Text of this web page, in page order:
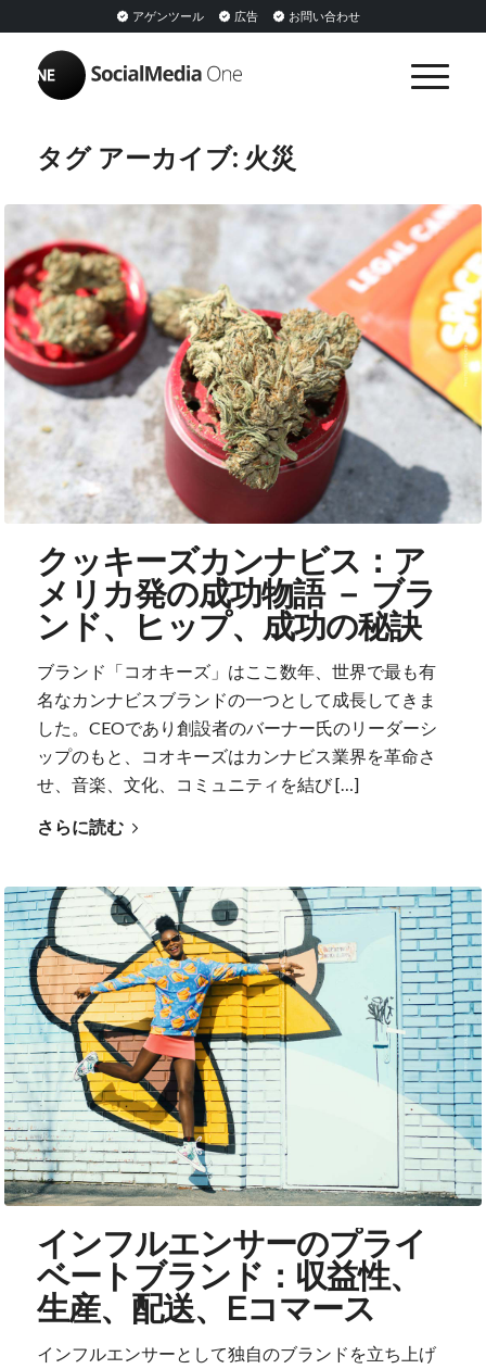
アゲンツール 広告 お問い合わせ
タグ アーカイブ: 火災
クッキーズカンナビス：ア
メリカ発の成功物語 － ブラ
ンド、ヒップ、成功の秘訣
ブランド「コオキーズ」はここ数年、世界で最も有
名なカンナビスブランドの一つとして成長してきま
した。CEOであり創設者のバーナー氏のリーダーシ
ップのもと、コオキーズはカンナビス業界を革命さ
せ、音楽、文化、コミュニティを結び […]
さらに読む
インフルエンサーのプライ
ベートブランド：収益性、
生産、配送、Eコマース
インフルエンサーとして独自のブランドを立ち上げ